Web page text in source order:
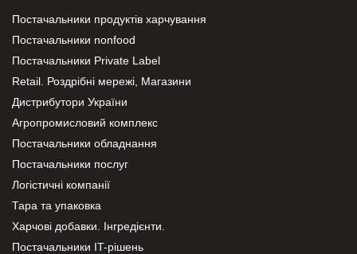
Постачальники продуктів харчування
Постачальники nonfood
Постачальники Private Label
Retail. Роздрібні мережі, Магазини
Дистрибутори України
Агропромисловий комплекс
Постачальники обладнання
Постачальники послуг
Логістичні компанії
Тара та упаковка
Харчові добавки. Інгредієнти.
Постачальники IT-рішень